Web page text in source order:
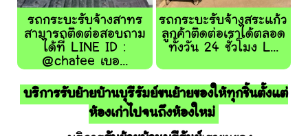
รถกระบะรับจ้างสาทร
สามารถติดต่อสอบถาม
ได้ที่ LINE ID :
@chatee เบอ...
รถกระบะรับจ้างสระแก้ว
ลูกค้าติดต่อเราได้ตลอด
ทั้งวัน 24 ชั่วโมง L...
บริการรับย้ายบ้านบุรีรัมย์ขนย้ายของให้ทุกชิ้นตั้งแต่
ห้องเก่าไปจนถึงห้องใหม่